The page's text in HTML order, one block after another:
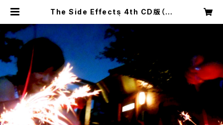
The Side Effects 4th CD版（紙